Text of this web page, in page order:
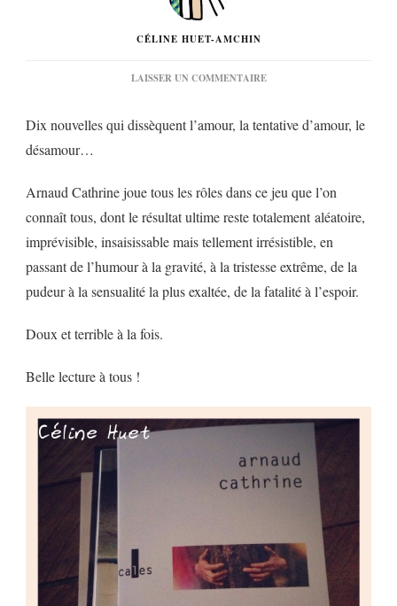
CÉLINE HUET-AMCHIN
LAISSER UN COMMENTAIRESUR
L’AMOUR »
Dix nouvelles qui dissèquent l’amour, la tentative d’amour, le
désamour…
Arnaud Cathrine joue tous les rôles dans ce jeu que l’on
connaît tous, dont le résultat ultime reste totalement aléatoire,
imprévisible, insaisissable mais tellement irrésistible, en
passant de l’humour à la gravité, à la tristesse extrême, de la
pudeur à la sensualité la plus exaltée, de la fatalité à l’espoir.
Doux et terrible à la fois.
Belle lecture à tous !